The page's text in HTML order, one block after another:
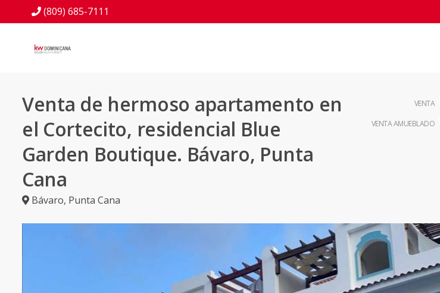
(809) 685-7111
Venta de hermoso apartamento en
el Cortecito, residencial Blue
Garden Boutique. Bávaro, Punta
Cana
Bávaro, Punta Cana
VENTA
VENTA AMUEBLADO